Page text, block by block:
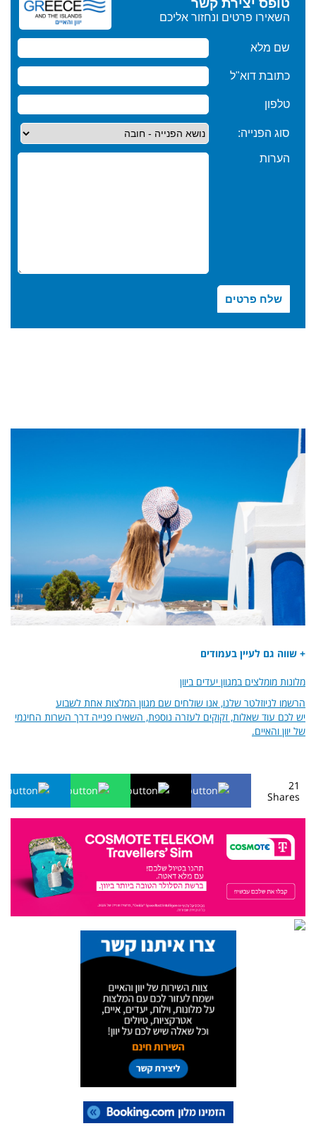
+ שווה גם לעיין בעמודים
מלונות מומלצים במגוון יעדים ביוון
הרשמו לניוזלטר שלנו, אנו שולחים שם מגוון המלצות אחת לשבוע
יש לכם עוד שאלות, זקוקים לעזרה נוספת, השאירו פנייה דרך השרות החינמי
של יוון והאיים.
21
Shares